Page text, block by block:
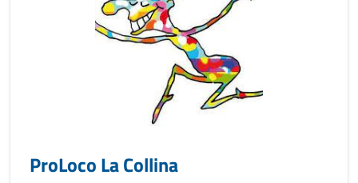
ProLoco La Collina